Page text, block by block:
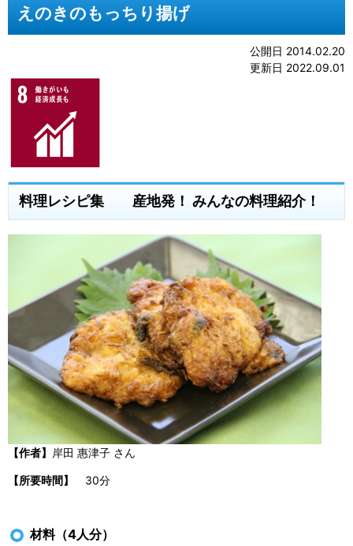
えのきのもっちり揚げ
公開日 2014.02.20
更新日 2022.09.01
料理レシピ集 産地発！ みんなの料理紹介！
【作者】 岸田 惠津子 さん
【所要時間】 30分
材料（4人分）